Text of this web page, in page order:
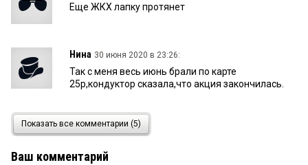
Еще ЖКХ лапку протянет
Нина 30 июня 2020 в 23:26:
Так с меня весь июнь брали по карте
25р,кондуктор сказала,что акция закончилась.
30 июня 2020 в 19:46:
Пассажир,ты уверен,что сегодня с тебя списали
Показать все комментарии (5)
Ваш комментарий